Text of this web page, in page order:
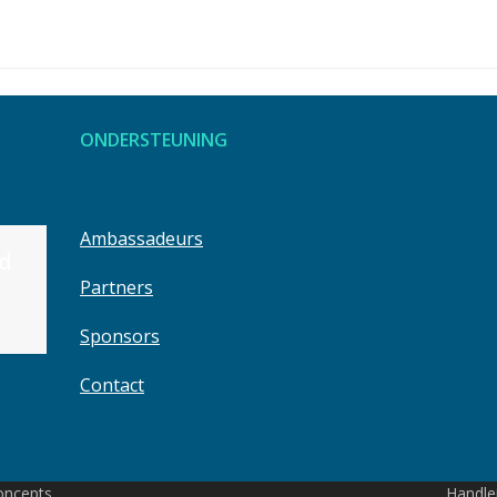
14 maart 2025
ONDERSTEUNING
Ambassadeurs
Partners
Sponsors
Contact